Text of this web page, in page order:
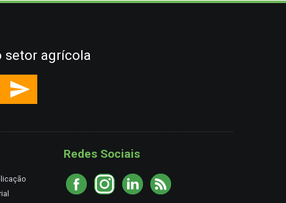
setor agrícola
Redes Sociais